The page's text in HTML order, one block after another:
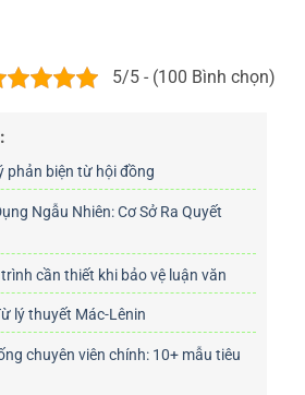
5/5 - (100 Bình chọn)
phản biện từ hội đồng
Ngẫu Nhiên: Cơ Sở Ra Quyết
cần thiết khi bảo vệ luận văn
lý thuyết Mác-Lênin
chuyên viên chính: 10+ mẫu tiêu